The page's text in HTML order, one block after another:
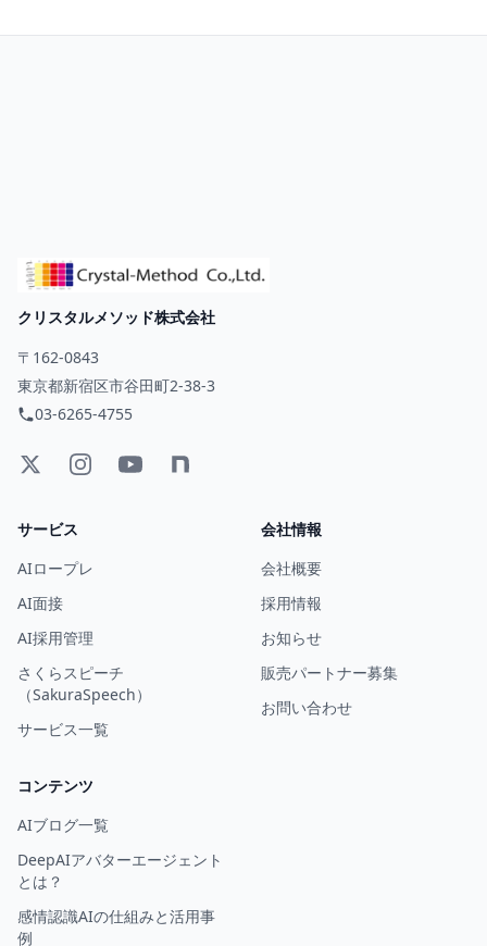
クリスタルメソッド株式会社
〒162-0843
東京都新宿区市谷田町2-38-3
03-6265-4755
サービス
AIロープレ
AI面接
AI採用管理
さくらスピーチ
（SakuraSpeech）
サービス一覧
会社情報
会社概要
採用情報
お知らせ
販売パートナー募集
お問い合わせ
コンテンツ
AIブログ一覧
DeepAIアバターエージェント
とは？
感情認識AIの仕組みと活用事
例